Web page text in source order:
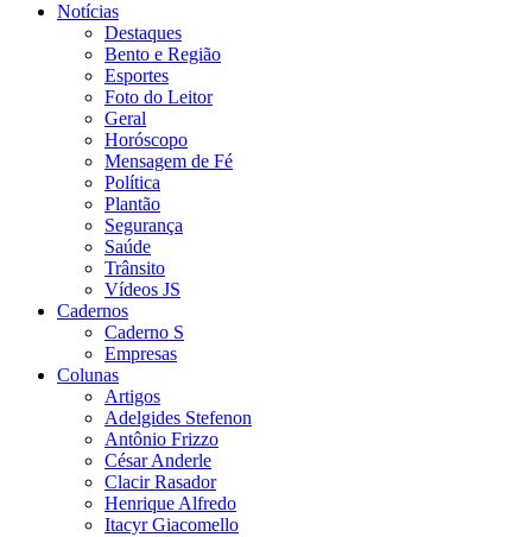
Notícias
Destaques
Bento e Região
Esportes
Foto do Leitor
Geral
Horóscopo
Mensagem de Fé
Política
Plantão
Segurança
Saúde
Trânsito
Vídeos JS
Cadernos
Caderno S
Empresas
Colunas
Artigos
Adelgides Stefenon
Antônio Frizzo
César Anderle
Clacir Rasador
Henrique Alfredo
Itacyr Giacomello